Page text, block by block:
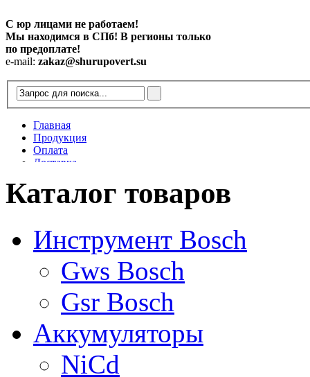
С юр лицами не работаем!
Мы находимся в СПб! В регионы только
по предоплате!
e-mail: zakaz@shurupovert.su
Главная
Продукция
Оплата
Доставка
Статьи
Каталог товаров
Инструмент Bosch
Gws Bosch
Gsr Bosch
Аккумуляторы
NiCd